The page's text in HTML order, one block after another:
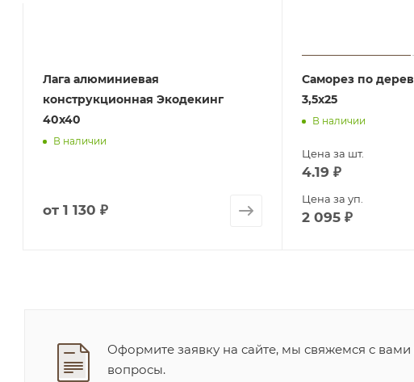
Лага алюминиевая
конструкционная Экодекинг
40х40
В наличии
от 1 130 ₽
Саморез по
3,5х25
В наличии
Цена за шт.
4.19 ₽
Цена за уп.
2 095 ₽
Оформите заявку на сайте, мы свяжемся с
вопросы.